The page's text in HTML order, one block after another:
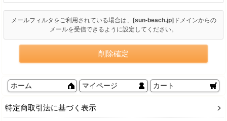
メールフィルタをご利用されている場合は、 [sun-beach.jp]ドメインからの
メールを受信できるように設定してください。
ホーム マイページ カート
特定商取引法に基づく表示